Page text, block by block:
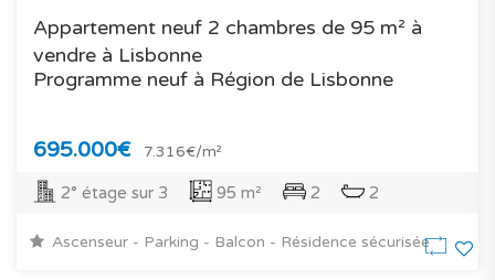
Appartement neuf 2 chambres de 95 m² à
vendre à Lisbonne
Programme neuf à Région de Lisbonne
695.000€ 7.316€/m²
2° étage sur 3 95 m² 2 2
Ascenseur - Parking - Balcon - Résidence sécurisée